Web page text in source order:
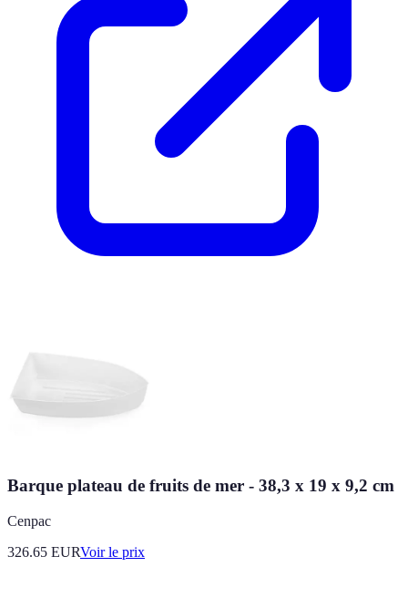
Barque plateau de fruits de mer - 38,3 x 19 x 9,2 cm
Cenpac
326.65 EURVoir le prix